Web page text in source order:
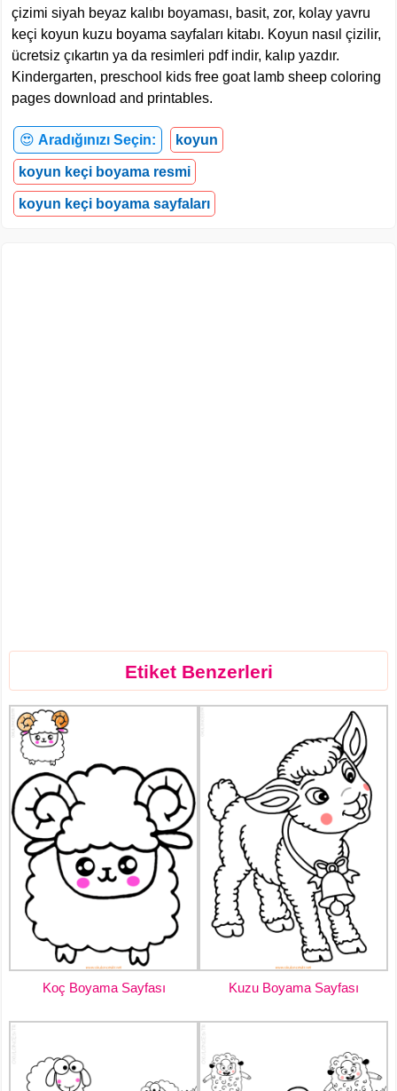
çizimi siyah beyaz kalıbı boyaması, basit, zor, kolay yavru
keçi koyun kuzu boyama sayfaları kitabı. Koyun nasıl çizilir,
ücretsiz çıkartın ya da resimleri pdf indir, kalıp yazdır.
Kindergarten, preschool kids free goat lamb sheep coloring
pages download and printables.
😍 Aradığınızı Seçin: koyun
koyun keçi boyama resmi
koyun keçi boyama sayfaları
Etiket Benzerleri
Koç Boyama Sayfası Kuzu Boyama Sayfası